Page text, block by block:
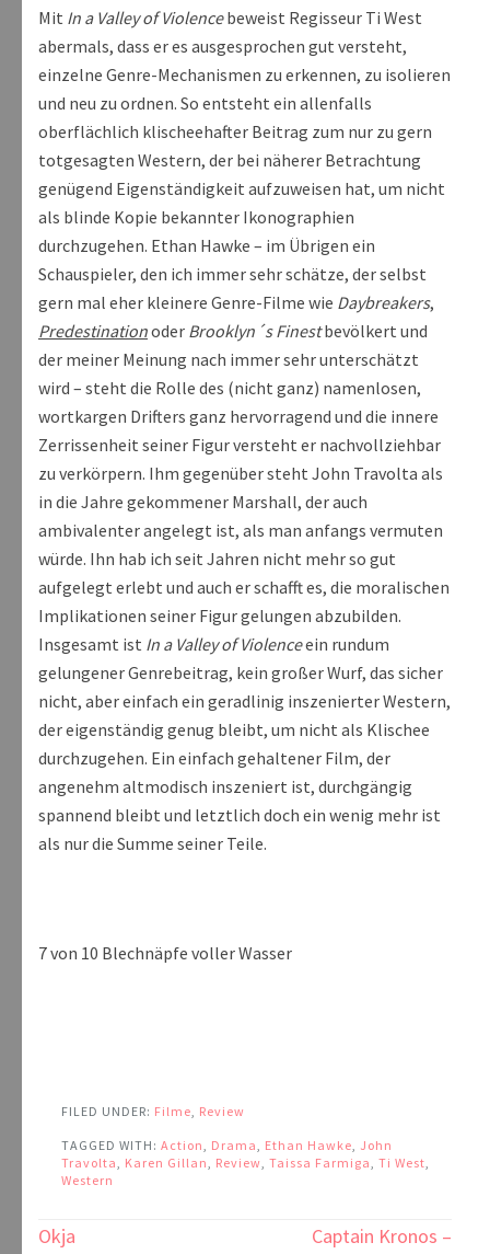
Mit In a Valley of Violencebeweist Regisseur Ti West
abermals, dass er es ausgesprochen gut versteht,
einzelne Genre-Mechanismen zu erkennen, zu isolieren
und neu zu ordnen. So entsteht ein allenfalls
oberflächlich klischeehafter Beitrag zum nur zu gern
totgesagten Western, der bei näherer Betrachtung
genügend Eigenständigkeit aufzuweisen hat, um nicht
als blinde Kopie bekannter Ikonographien
durchzugehen. Ethan Hawke – im Übrigen ein
Schauspieler, den ich immer sehr schätze, der selbst
gern mal eher kleinere Genre-Filme wie Daybreakers,
Predestinationoder Brooklyn´s Finestbevölkert und
der meiner Meinung nach immer sehr unterschätzt
wird – steht die Rolle des (nicht ganz) namenlosen,
wortkargen Drifters ganz hervorragend und die innere
Zerrissenheit seiner Figur versteht er nachvollziehbar
zu verkörpern. Ihm gegenüber steht John Travolta als
in die Jahre gekommener Marshall, der auch
ambivalenter angelegt ist, als man anfangs vermuten
würde. Ihn hab ich seit Jahren nicht mehr so gut
aufgelegt erlebt und auch er schafft es, die moralischen
Implikationen seiner Figur gelungen abzubilden.
Insgesamt ist In a Valley of Violenceein rundum
gelungener Genrebeitrag, kein großer Wurf, das sicher
nicht, aber einfach ein geradlinig inszenierter Western,
der eigenständig genug bleibt, um nicht als Klischee
durchzugehen. Ein einfach gehaltener Film, der
angenehm altmodisch inszeniert ist, durchgängig
spannend bleibt und letztlich doch ein wenig mehr ist
als nur die Summe seiner Teile.
7 von 10 Blechnäpfe voller Wasser
FILED UNDER: Filme, Review
TAGGED WITH: Action, Drama, Ethan Hawke, John
Travolta, Karen Gillan, Review, Taissa Farmiga, Ti West,
Western
Beitragsnavigation
Okja Captain Kronos –